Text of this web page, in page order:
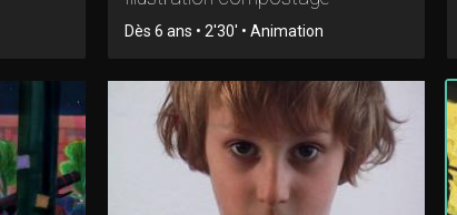
Dès 6 ans • 2'30' • Animation